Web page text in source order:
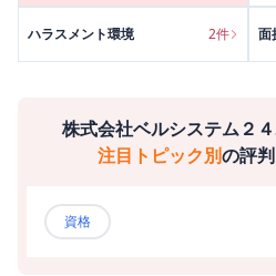
ハラスメント環境 2件 面
株式会社ベルシステム２
注目トピック別の評
資格